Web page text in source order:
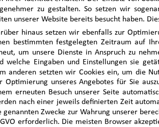
zu gestalten. So setzen wir
unserer Website bereits besucht haben.
hinaus setzen wir ebenfalls zur
bestimmten festgelegten Zeitraum auf
um unsere Dienste in Anspruch zu
welche Eingaben und Einstellungen sie
anderen setzten wir Cookies ein, um die
Optimierung unseres Angebotes für Sie
erneuten Besuch unserer Seite
nach einer jeweils definierten Zeit
genannten Zwecke zur Wahrung unserer
erforderlich. Die meisten Browser